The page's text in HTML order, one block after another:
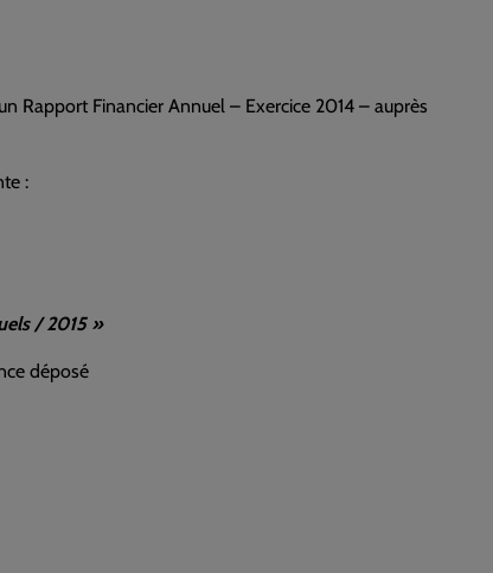
Rapport Financier Annuel – Exercice 2014 – auprès
:
/ 2015 »
déposé